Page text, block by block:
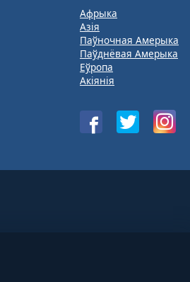
Афрыка
Азія
Паўночная Амерыка
Паўднёвая Амерыка
Еўропа
Акіянія